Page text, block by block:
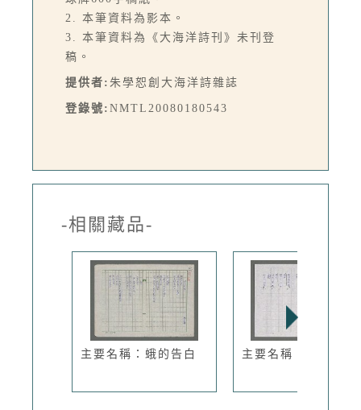
2. 本筆資料為影本。
3. 本筆資料為《大海洋詩刊》未刊登
稿。
提供者: 朱學恕創大海洋詩雜誌
登錄號: NMTL20080180543
-相關藏品-
主要名稱：蛾的告白 主要名稱：豐年祭